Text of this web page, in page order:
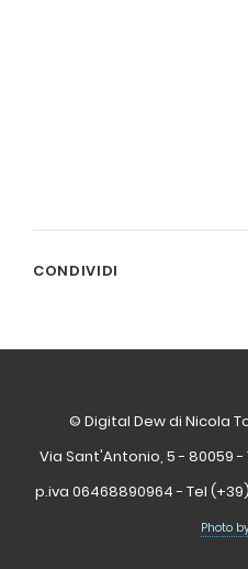
CONDIVIDI
© Digital Dew di Nicola
Via Sant'Antonio, 5 - 80059 -
p.iva 06468890964 - Tel
Photo